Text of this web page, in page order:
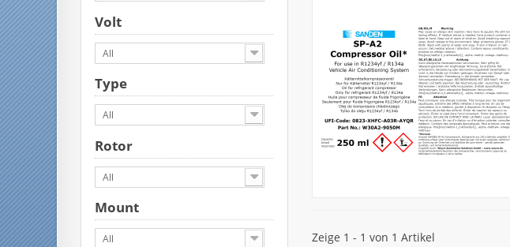
Volt
All
Type
All
Rotor
All
Mount
All Zeige 1 - 1 von 1 Artikel